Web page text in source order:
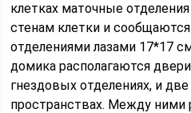
клетках маточные
стенам клетки и
отделениями лазами 17*17
домика располагаются
гнездовых отделениях, и
пространствах. Между ними